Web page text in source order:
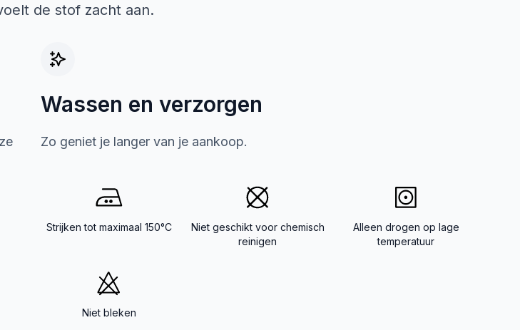
de stof zacht aan.
Wassen en verzorgen
Zo geniet je langer van je aankoop.
Strijken tot maximaal 150°C
Niet geschikt voor chemisch
reinigen
Alleen drogen op lage
temperatuur
Niet bleken